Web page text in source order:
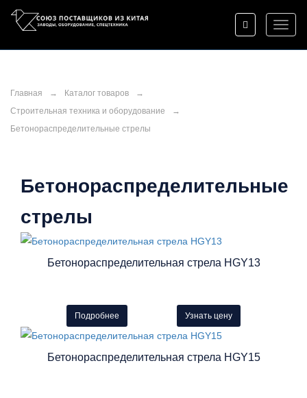
Главная → Каталог товаров
→
Строительная техника и оборудование
→
Бетонораспределительные стрелы
Бетонораспределительные
стрелы
Бетонораспределительная стрела HGY13
Подробнее Узнать цену
Бетонораспределительная стрела HGY15